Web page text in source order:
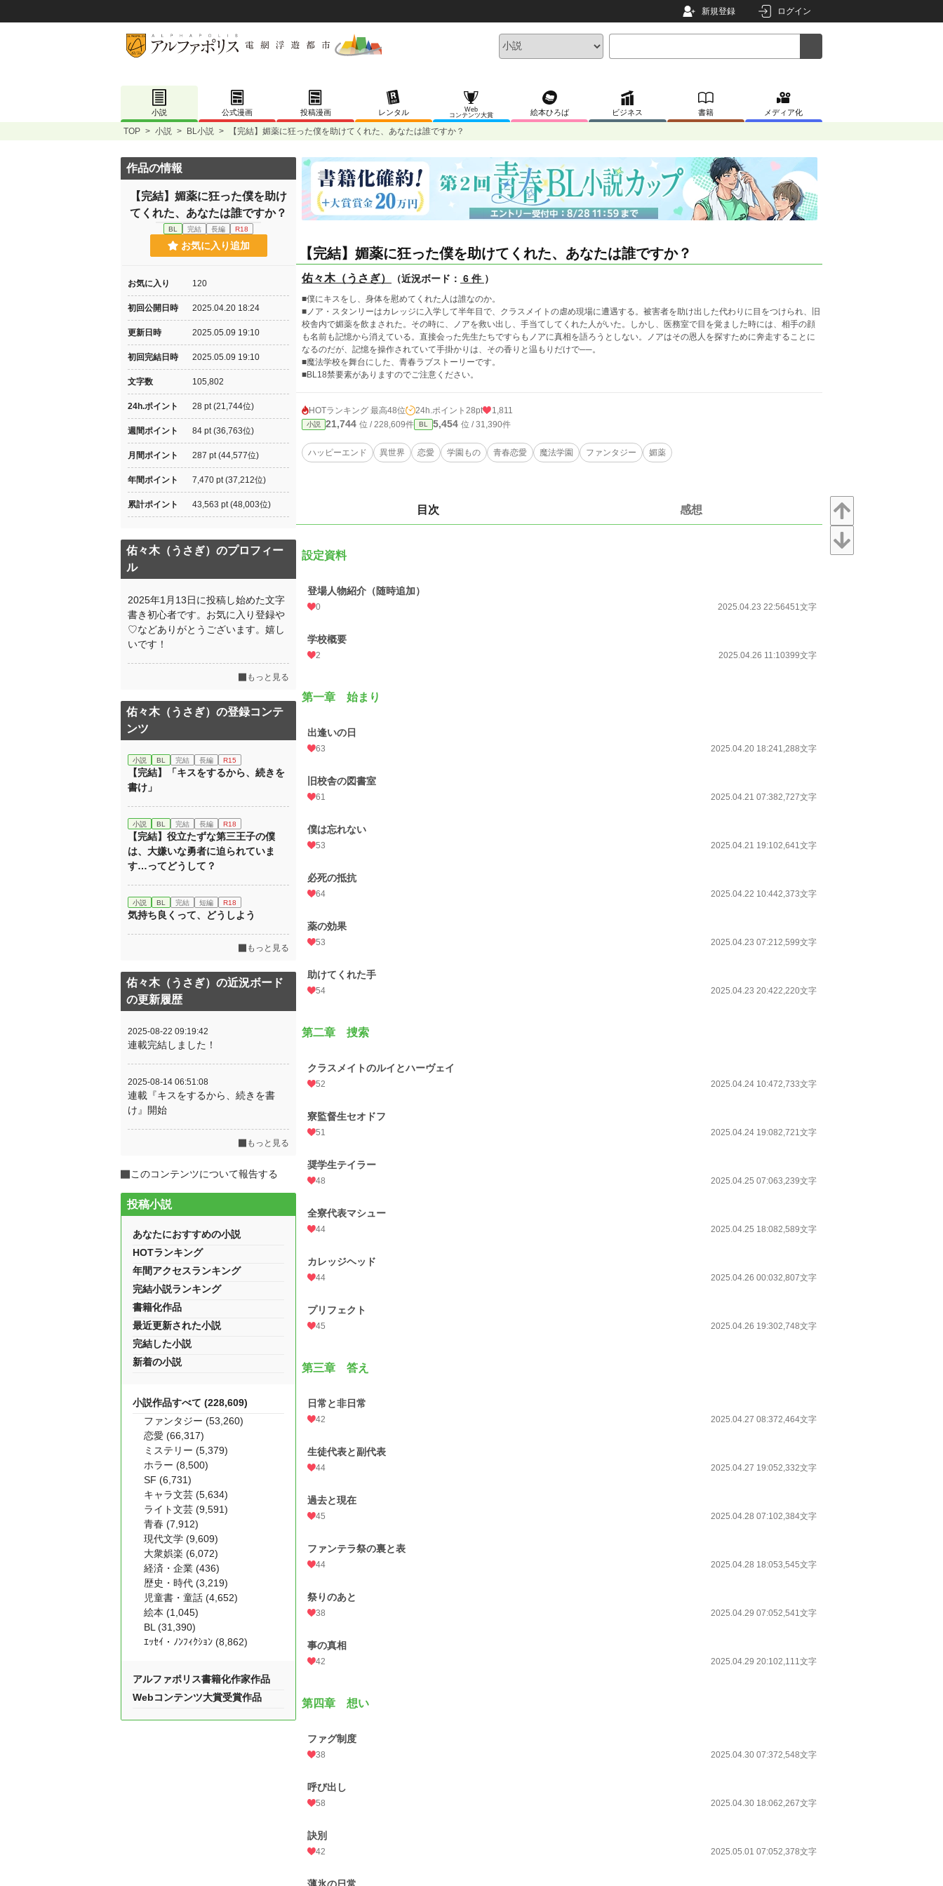
新規登録 ログイン
小説 公式漫画 投稿漫画 レンタル
Web
コンテンツ大賞
絵本ひろば ビジネス 書籍 メディア化
TOP > 小説 > BL小説 > 【完結】媚薬に狂った僕を助けてくれた、あなたは誰ですか？
【完結】媚薬に狂った僕を助けてくれた、あなたは誰ですか？
佑々木（うさぎ） （近況ボード： 6 件 ）
■僕にキスをし、身体を慰めてくれた人は誰なのか。
■ノア・スタンリーはカレッジに入学して半年目で、クラスメイトの虐め現場に遭遇する。被害者を助け出した代わりに目をつけられ、旧
校舎内で媚薬を飲まされた。その時に、ノアを救い出し、手当てしてくれた人がいた。しかし、医務室で目を覚ました時には、相手の顔
も名前も記憶から消えている。直接会った先生たちですらもノアに真相を語ろうとしない。ノアはその恩人を探すために奔走することに
なるのだが、記憶を操作されていて手掛かりは、その香りと温もりだけで──。
■魔法学校を舞台にした、青春ラブストーリーです。
■BL18禁要素がありますのでご注意ください。
HOTランキング 最高48位 24h.ポイント 28pt 1,811
小説 21,744 位 / 228,609件 BL 5,454 位 / 31,390件
ハッピーエンド 異世界 恋愛 学園もの 青春恋愛 魔法学園 ファンタジー 媚薬
目次 感想
設定資料
登場人物紹介（随時追加）
0 2025.04.23 22:56451文字
学校概要
2 2025.04.26 11:10399文字
第一章 始まり
出逢いの日
63 2025.04.20 18:241,288文字
旧校舎の図書室
61 2025.04.21 07:382,727文字
僕は忘れない
53 2025.04.21 19:102,641文字
必死の抵抗
64 2025.04.22 10:442,373文字
薬の効果
53 2025.04.23 07:212,599文字
助けてくれた手
54 2025.04.23 20:422,220文字
第二章 捜索
クラスメイトのルイとハーヴェイ
52 2025.04.24 10:472,733文字
寮監督生セオドフ
51 2025.04.24 19:082,721文字
奨学生テイラー
48 2025.04.25 07:063,239文字
全寮代表マシュー
44 2025.04.25 18:082,589文字
カレッジヘッド
44 2025.04.26 00:032,807文字
プリフェクト
45 2025.04.26 19:302,748文字
第三章 答え
日常と非日常
42 2025.04.27 08:372,464文字
生徒代表と副代表
44 2025.04.27 19:052,332文字
過去と現在
45 2025.04.28 07:102,384文字
ファンテラ祭の裏と表
44 2025.04.28 18:053,545文字
祭りのあと
38 2025.04.29 07:052,541文字
事の真相
42 2025.04.29 20:102,111文字
第四章 想い
ファグ制度
38 2025.04.30 07:372,548文字
呼び出し
58 2025.04.30 18:062,267文字
訣別
42 2025.05.01 07:052,378文字
作品の情報
【完結】媚薬に狂った僕を助け
てくれた、あなたは誰ですか？
BL 完結 長編 R18
お気に入り追加
お気に入り 120
初回公開日時 2025.04.20 18:24
更新日時 2025.05.09 19:10
初回完結日時 2025.05.09 19:10
文字数 105,802
24h.ポイント 28 pt (21,744位)
週間ポイント 84 pt (36,763位)
月間ポイント 287 pt (44,577位)
年間ポイント 7,470 pt (37,212位)
累計ポイント 43,563 pt (48,003位)
佑々木（うさぎ）のプロフィー
ル
2025年1月13日に投稿し始めた文字
書き初心者です。お気に入り登録や
♡などありがとうございます。嬉し
いです！
もっと見る
佑々木（うさぎ）の登録コンテ
ンツ
小説 BL 完結 長編 R15
【完結】「キスをするから、続きを
書け」
小説 BL 完結 長編 R18
【完結】役立たずな第三王子の僕
は、大嫌いな勇者に迫られていま
す…ってどうして？
小説 BL 完結 短編 R18
気持ち良くって、どうしよう
もっと見る
佑々木（うさぎ）の近況ボード
の更新履歴
2025-08-22 09:19:42
連載完結しました！
2025-08-14 06:51:08
連載『キスをするから、続きを書
け』開始
もっと見る
このコンテンツについて報告する
投稿小説
あなたにおすすめの小説
HOTランキング
年間アクセスランキング
完結小説ランキング
書籍化作品
最近更新された小説
完結した小説
新着の小説
小説作品すべて (228,609)
ファンタジー (53,260)
恋愛 (66,317)
ミステリー (5,379)
ホラー (8,500)
SF (6,731)
キャラ文芸 (5,634)
ライト文芸 (9,591)
青春 (7,912)
現代文学 (9,609)
大衆娯楽 (6,072)
経済・企業 (436)
歴史・時代 (3,219)
児童書・童話 (4,652)
絵本 (1,045)
BL (31,390)
ｴｯｾｲ・ﾉﾝﾌｨｸｼｮﾝ (8,862)
アルファポリス書籍化作家作品
Webコンテンツ大賞受賞作品